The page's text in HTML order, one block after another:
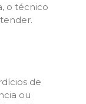
o técnico
de
ou